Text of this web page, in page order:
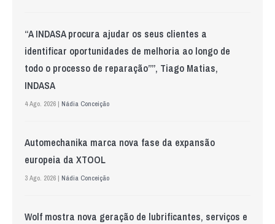
“A INDASA procura ajudar os seus clientes a
identificar oportunidades de melhoria ao longo de
todo o processo de reparação””, Tiago Matias,
INDASA
4 Ago. 2026 | Nádia Conceição
Automechanika marca nova fase da expansão
europeia da XTOOL
3 Ago. 2026 | Nádia Conceição
Wolf mostra nova geração de lubrificantes, serviços e